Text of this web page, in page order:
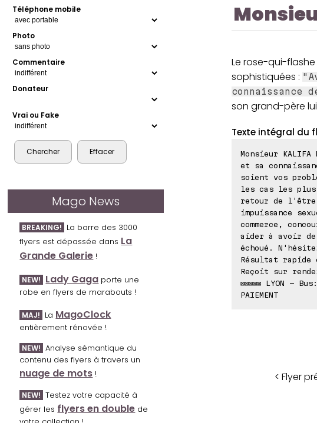
Téléphone mobile
Photo
Commentaire
Donateur
Vrai ou Fake
Mago News
BREAKING! La barre des 3000
flyers est dépassée dans La
Grande Galerie !
NEW! Lady Gaga porte une
robe en flyers de marabouts !
MAJ! La MagoClock
entièrement rénovée !
NEW! Analyse sémantique du
contenu des flyers à travers un
nuage de mots !
NEW! Testez votre capacité à
gérer les flyers en double de
Le rose-qui-flashe
sophistiquées :
connaissance
son grand-père
Texte intégral du
Monsieur
et sa
soient vos
les cas les plus
retour de l'être
impuissance
commerce,
aider à avoir
échoué.
Résultat rapide
Reçoit sur
⊠⊠⊠⊠⊠ LYON -
PAIEMENT
< Flyer